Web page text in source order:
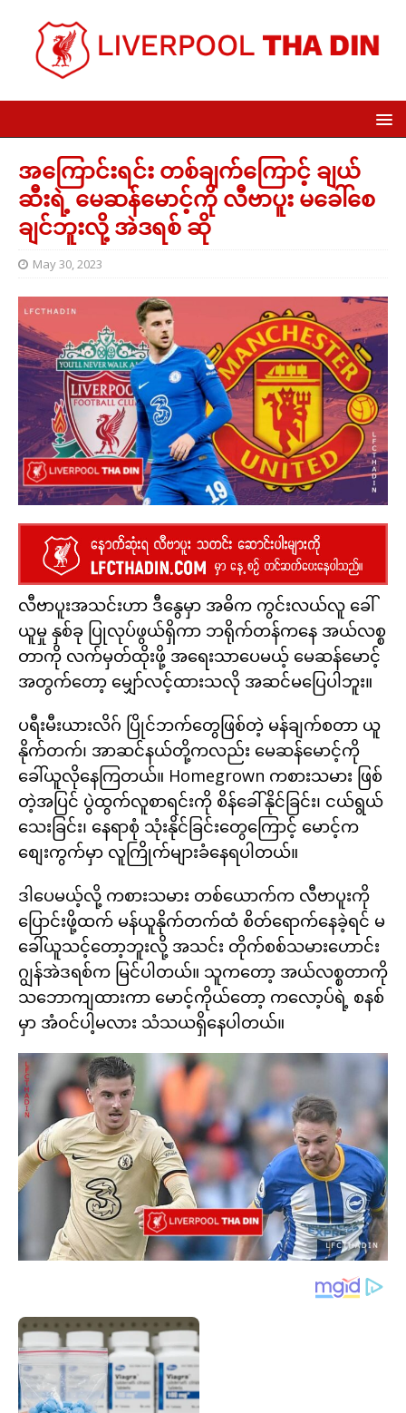
အကြောင်းရင်း တစ်ချက်ကြောင့် ချယ်
ဆီးရဲ့ မေဆန်မောင့်ကို လီဗာပူး မခေါ်စေ
ချင်ဘူးလို့ အဲဒရစ် ဆို
May 30, 2023
လီဗာပူးအသင်းဟာ ဒီနွေမှာ အဓိက ကွင်းလယ်လူ ခေါ်
ယူမှု နှစ်ခု ပြုလုပ်ဖွယ်ရှိကာ ဘရိုက်တန်ကနေ အယ်လစ္စ
တာကို လက်မှတ်ထိုးဖို့ အရေးသာပေမယ့် မေဆန်မောင့်
အတွက်တော့ မျှော်လင့်ထားသလို အဆင်မပြေပါဘူး။
ပရီးမီးယားလိဂ် ပြိုင်ဘက်တွေဖြစ်တဲ့ မန်ချက်စတာ ယူ
နိုက်တက်၊ အာဆင်နယ်တို့ကလည်း မေဆန်မောင့်ကို
ခေါ်ယူလိုနေကြတယ်။ Homegrown ကစားသမား ဖြစ်
တဲ့အပြင် ပွဲထွက်လူစာရင်းကို စိန်ခေါ်နိုင်ခြင်း၊ ငယ်ရွယ်
သေးခြင်း၊ နေရာစုံ သုံးနိုင်ခြင်းတွေကြောင့် မောင့်က
စျေးကွက်မှာ လူကြိုက်များခံနေရပါတယ်။
ဒါပေမယ့်လို့ ကစားသမား တစ်ယောက်က လီဗာပူးကို
ပြောင်းဖို့ထက် မန်ယူနိုက်တက်ထံ စိတ်ရောက်နေခဲ့ရင် မ
ခေါ်ယူသင့်တော့ဘူးလို့ အသင်း တိုက်စစ်သမားဟောင်း
ဂျွန်အဲဒရစ်က မြင်ပါတယ်။ သူကတော့ အယ်လစ္စတာကို
သဘောကျထားကာ မောင့်ကိုယ်တော့ ကလော့ပ်ရဲ့ စနစ်
မှာ အံဝင်ပါ့မလား သံသယရှိနေပါတယ်။